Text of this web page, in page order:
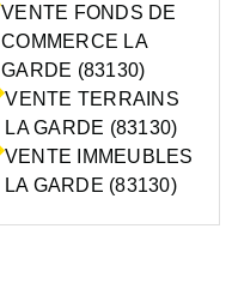
VENTE FONDS DE
COMMERCE LA
GARDE (83130)
VENTE TERRAINS
LA GARDE (83130)
VENTE IMMEUBLES
LA GARDE (83130)